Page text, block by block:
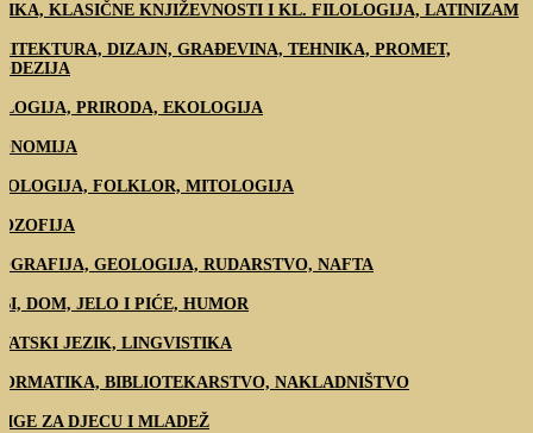
KLASIČNE KNJIŽEVNOSTI I KL. FILOLOGIJA, LATINIZAM
DIZAJN, GRAĐEVINA, TEHNIKA, PROMET,
PRIRODA, EKOLOGIJA
FOLKLOR, MITOLOGIJA
GEOLOGIJA, RUDARSTVO, NAFTA
DOM, JELO I PIĆE, HUMOR
JEZIK, LINGVISTIKA
BIBLIOTEKARSTVO, NAKLADNIŠTVO
ZA DJECU I MLADEŽ